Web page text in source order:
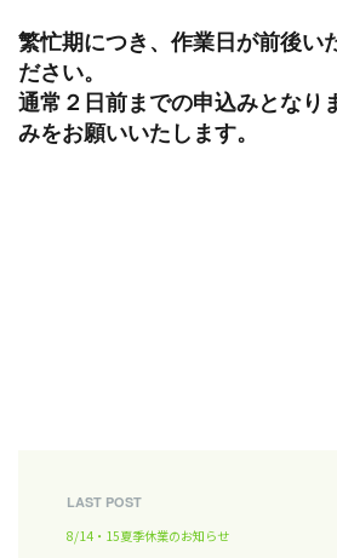
繁忙期につき、作業日が前後い
ださい。
通常２日前までの申込みとなり
みをお願いいたします。
LAST POST
8/14・15夏季休業のお知らせ